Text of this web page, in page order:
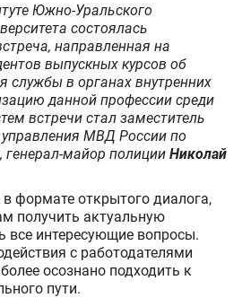
Южно-Уральского
состоялась
направленная на
выпускных курсов об
службы в органах внутренних
данной профессии среди
встречи стал заместитель
МВД России по
генерал-майор полиции Николай
формате открытого диалога,
получить актуальную
интересующие вопросы.
с работодателями
осознано подходить к
пути.